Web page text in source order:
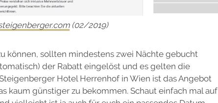
(02/2019)
können, sollten mindestens zwei Nächte gebucht
der Rabatt eingelöst und es gelten die
Hotel Herrenhof in Wien ist das Angebot
kaum günstiger zu bekommen. Schaut einfach mal auf